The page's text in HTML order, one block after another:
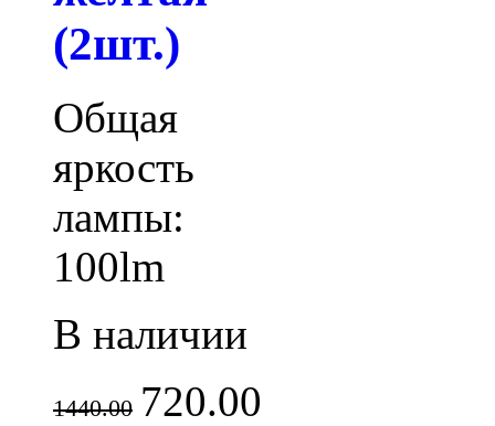
(2шт.)
Общая
яркость
лампы:
100lm
В наличии
1440.00 720.00